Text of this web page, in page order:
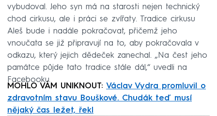
vybudoval. Jeho syn má na starosti nejen technický
chod cirkusu, ale i práci se zvířaty. Tradice cirkusu
Aleš bude i nadále pokračovat, přičemž jeho
vnoučata se již připravují na to, aby pokračovala v
odkazu, který jejich dědeček zanechal. „Na čest jeho
památce půjde tato tradice stále dál,“ uvedli na
Facebooku.
MOHLO VÁM UNIKNOUT: Václav Vydra promluvil o
zdravotním stavu Bouškové. Chudák teď musí
nějaký čas ležet, řekl